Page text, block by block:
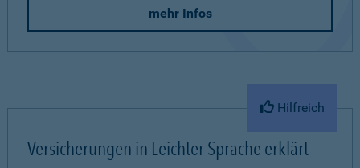
mehr Infos
Hilfreich
Versicherungen in Leichter Sprache erklärt